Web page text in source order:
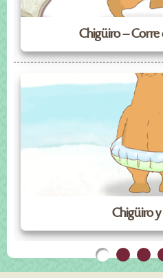
Chigüiro –
Chigüiro y